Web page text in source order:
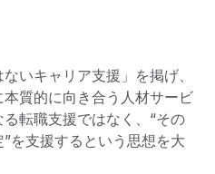
いキャリア支援」を掲げ、
質的に向き合う人材サービ
転職支援ではなく、“その
を支援するという思想を大